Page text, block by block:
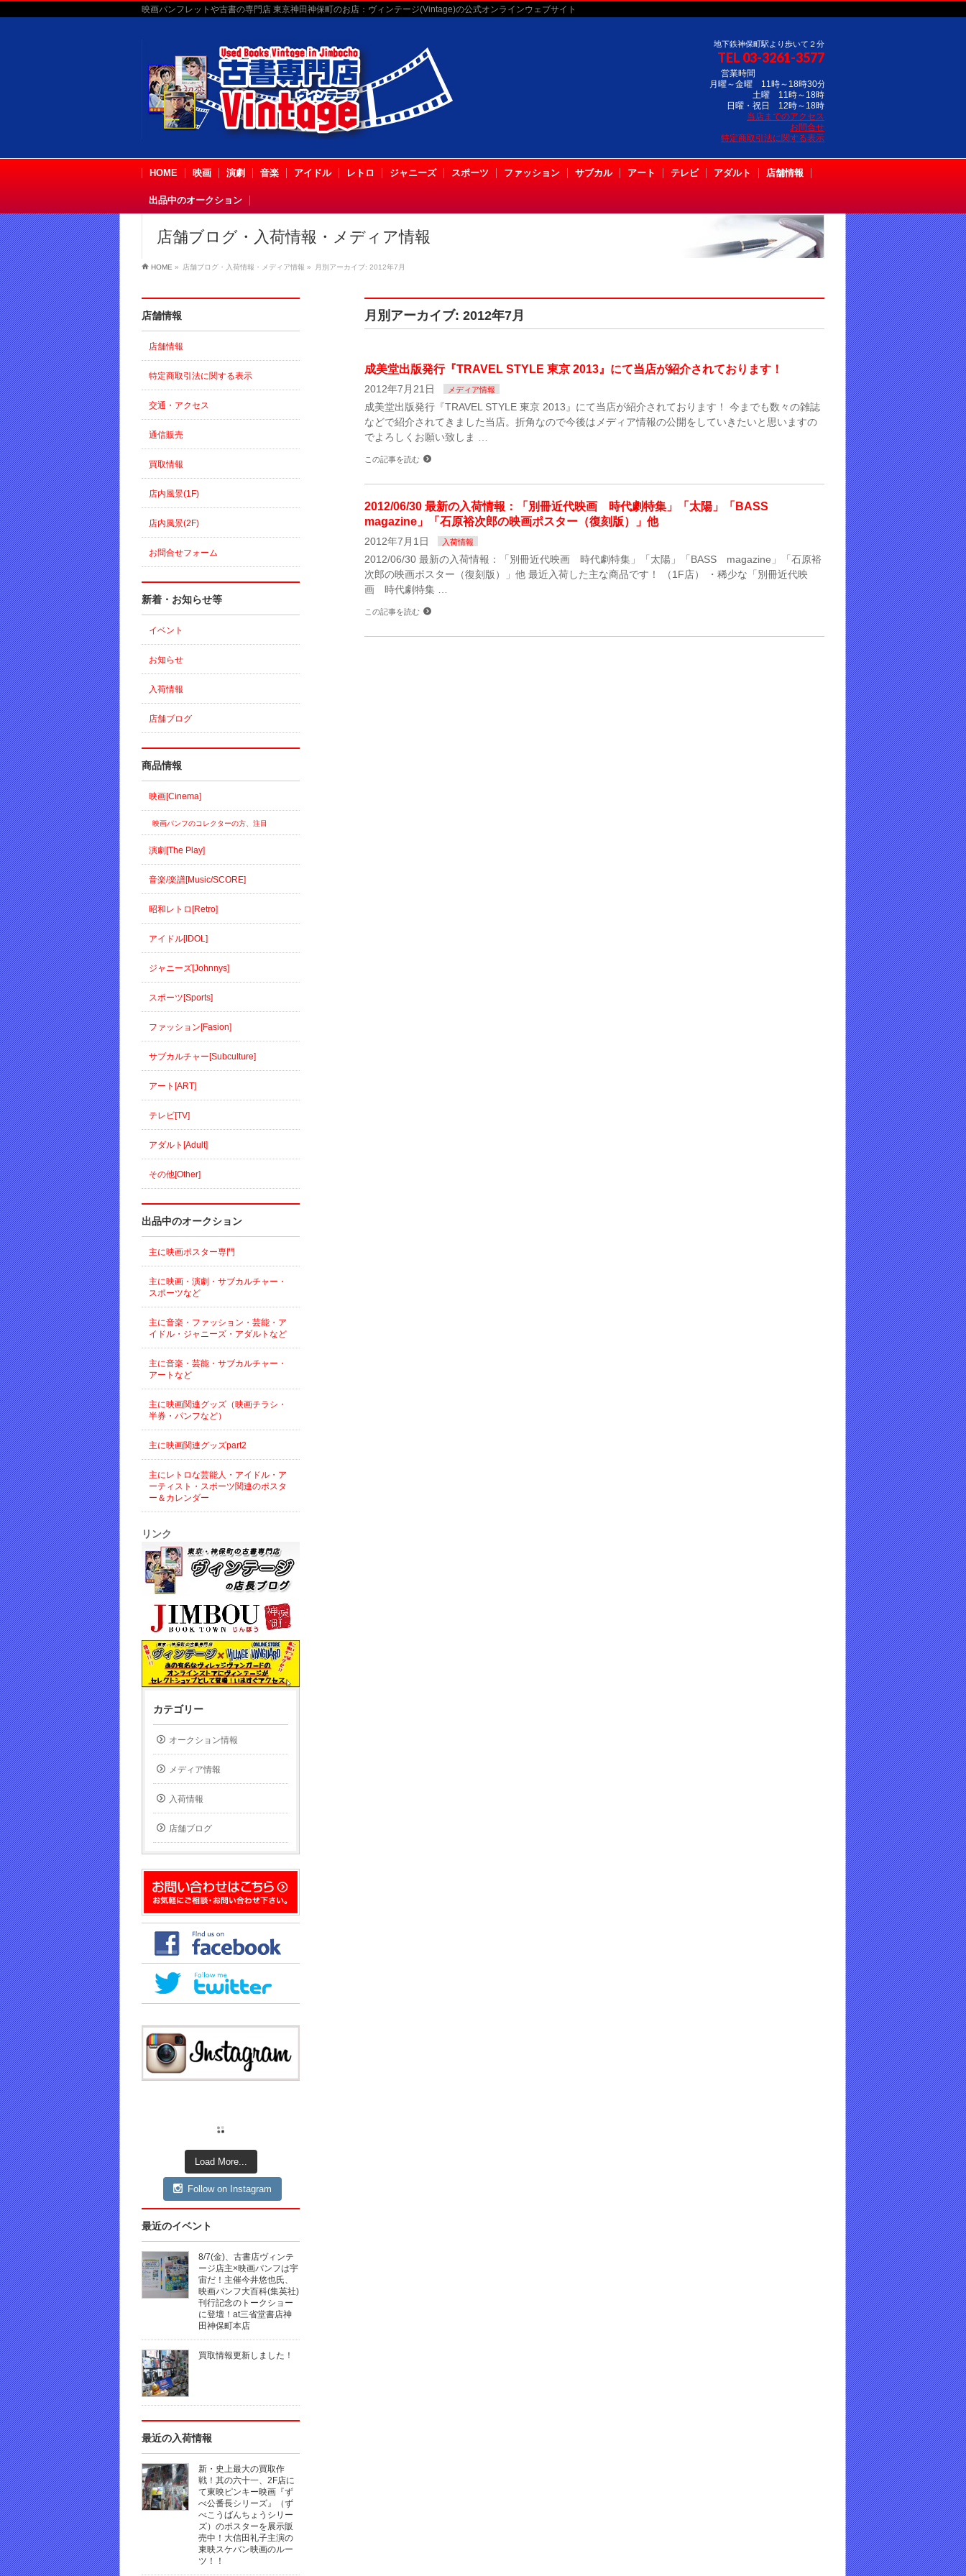
映画パンフレットや古書の専門店 東京神田神保町のお店：ヴィンテージ(Vintage)の公式オンラインウェブサイト
地下鉄神保町駅より歩いて２分
TEL 03-3261-3577
営業時間
月曜～金曜 11時～18時30分
土曜 11時～18時
日曜・祝日 12時～18時
当店までのアクセス
お問合せ
特定商取引法に関する表示
HOME 映画 演劇 音楽 アイドル レトロ ジャニーズ スポーツ ファッション サブカル アート テレビ アダルト 店舗情報
出品中のオークション
店舗ブログ・入荷情報・メディア情報
HOME » 店舗ブログ・入荷情報・メディア情報 » 月別アーカイブ: 2012年7月
月別アーカイブ: 2012年7月
成美堂出版発行『TRAVEL STYLE 東京 2013』にて当店が紹介されております！
2012年7月21日 メディア情報
成美堂出版発行『TRAVEL STYLE 東京 2013』にて当店が紹介されております！ 今までも数々の雑誌
などで紹介されてきました当店。折角なので今後はメディア情報の公開をしていきたいと思いますの
でよろしくお願い致しま …
この記事を読む
2012/06/30 最新の入荷情報：「別冊近代映画 時代劇特集」「太陽」「BASS
magazine」「石原裕次郎の映画ポスター（復刻版）」他
2012年7月1日 入荷情報
2012/06/30 最新の入荷情報：「別冊近代映画 時代劇特集」「太陽」「BASS magazine」「石原裕
次郎の映画ポスター（復刻版）」他 最近入荷した主な商品です！ （1F店） ・稀少な「別冊近代映
画 時代劇特集 …
この記事を読む
店舗情報
店舗情報
特定商取引法に関する表示
交通・アクセス
通信販売
買取情報
店内風景(1F)
店内風景(2F)
お問合せフォーム
新着・お知らせ等
イベント
お知らせ
入荷情報
店舗ブログ
商品情報
映画[Cinema]
映画パンフのコレクターの方、注目
演劇[The Play]
音楽/楽譜[Music/SCORE]
昭和レトロ[Retro]
アイドル[IDOL]
ジャニーズ[Johnnys]
スポーツ[Sports]
ファッション[Fasion]
サブカルチャー[Subculture]
アート[ART]
テレビ[TV]
アダルト[Adult]
その他[Other]
出品中のオークション
主に映画ポスター専門
主に映画・演劇・サブカルチャー・
スポーツなど
主に音楽・ファッション・芸能・ア
イドル・ジャニーズ・アダルトなど
主に音楽・芸能・サブカルチャー・
アートなど
主に映画関連グッズ（映画チラシ・
半券・パンフなど）
主に映画関連グッズpart2
主にレトロな芸能人・アイドル・ア
ーティスト・スポーツ関連のポスタ
ー＆カレンダー
リンク
カテゴリー
オークション情報
メディア情報
入荷情報
店舗ブログ
Load More...
Follow on Instagram
最近のイベント
8/7(金)、古書店ヴィンテ
ージ店主×映画パンフは宇
宙だ！主催今井悠也氏、
映画パンフ大百科(集英社)
刊行記念のトークショー
に登壇！at三省堂書店神
田神保町本店
買取情報更新しました！
最近の入荷情報
新・史上最大の買取作
戦！其の六十一、2F店に
て東映ピンキー映画『ず
べ公番長シリーズ』（ず
べこうばんちょうシリー
ズ）のポスターを展示販
売中！大信田礼子主演の
東映スケバン映画のルー
ツ！！